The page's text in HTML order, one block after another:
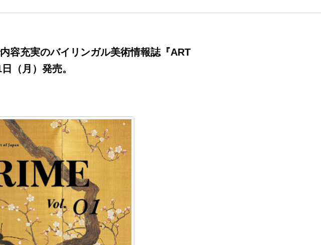
容充実のバイリンガル美術情報誌『ART
（月）発売。